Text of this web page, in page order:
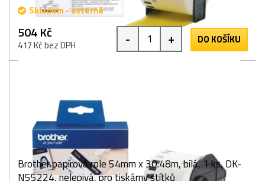
Skladem - externě
504 Kč
417 Kč bez DPH - + DO KOŠÍKU
Brother papírová role 54mm x 30.48m, bílá, 1 ks, DK-
N55224, nelepivá, pro tiskárny štítků